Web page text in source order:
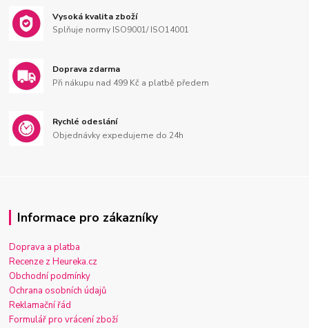
Vysoká kvalita zboží
Splňuje normy ISO9001/ ISO14001
Doprava zdarma
Při nákupu nad 499 Kč a platbě předem
Rychlé odeslání
Objednávky expedujeme do 24h
Informace pro zákazníky
Doprava a platba
Recenze z Heureka.cz
Obchodní podmínky
Ochrana osobních údajů
Reklamační řád
Formulář pro vrácení zboží